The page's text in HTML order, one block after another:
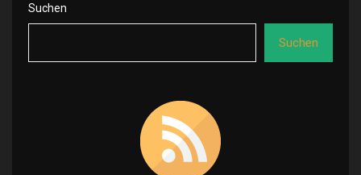
Suchen
Suchen